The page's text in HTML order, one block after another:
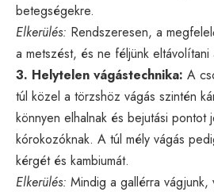
betegségekre.
Elkerülés: Rendszeresen, a
a metszést, és ne féljünk
3. Helytelen vágástechnika: A
túl közel a törzshöz vágás szintén
könnyen elhalnak és bejutási pontot
kórokozóknak. A túl mély vágás
kérgét és kambiumát.
Elkerülés: Mindig a gallérra